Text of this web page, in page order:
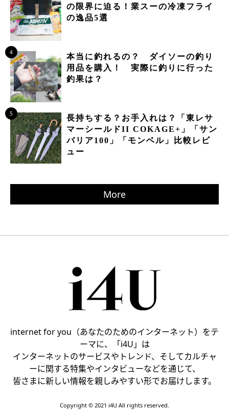
の限界に迫る！業スーの冷凍フライ
の逸品5選
4
本当に釣れるの？ ダイソーの釣り
用品を購入！ 実際に釣りに行った
釣果は？
5
長持ちする？お手入れは？「東レサ
マーシールドII COKAGE+」「サン
バリア100」「モンベル」比較レビ
ュー
More
internet for you（あなたのためのインターネット）をテ
ーマに、「i4U」は
インターネットのサービスやトレンド、そしてカルチャ
ーに関する特集やインタビューなどを通じて、
皆さまに新しい情報を親しみやすい形でお届けします。
Copyright © 2021 i4U All rights reserved.